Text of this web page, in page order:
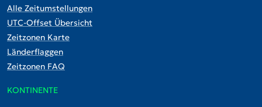
Alle Zeitumstellungen
UTC-Offset Übersicht
Zeitzonen Karte
Länderflaggen
Zeitzonen FAQ
KONTINENTE